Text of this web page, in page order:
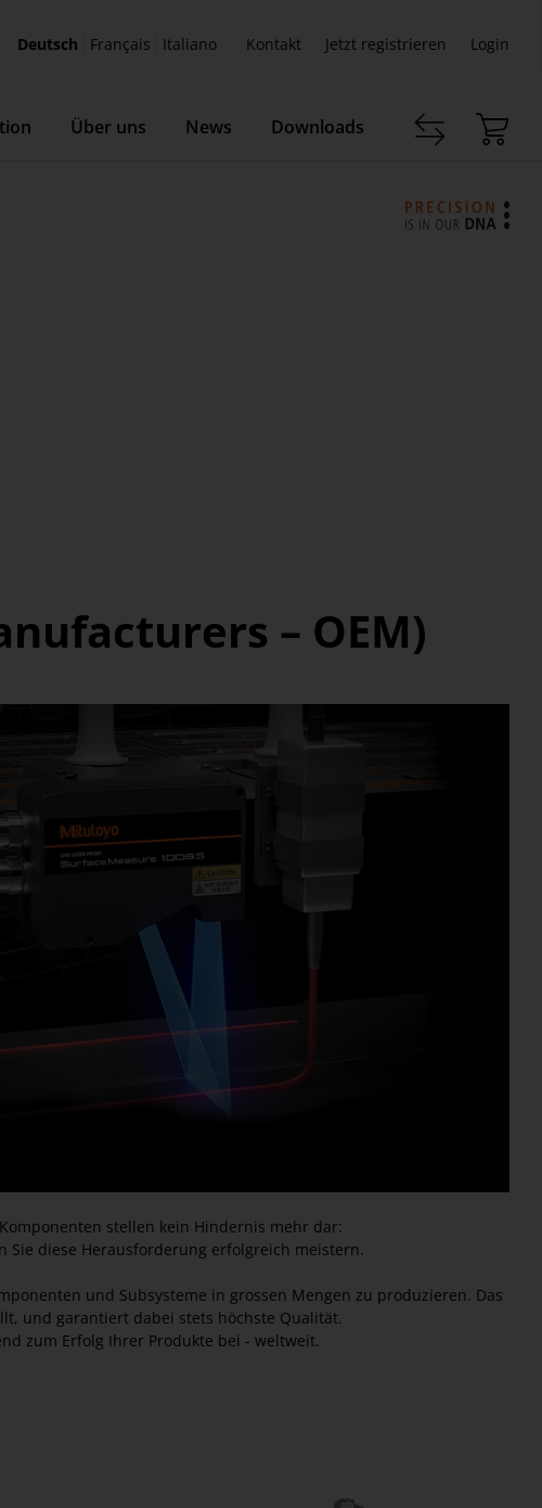
Deutsch Français Italiano Kontakt Jetzt registrieren Login
Über uns News Downloads
– OEM)
stellen kein Hindernis mehr dar:
Sie diese Herausforderung erfolgreich meistern.
und Subsysteme in grossen Mengen zu produzieren. Das
und garantiert dabei stets höchste Qualität.
zum Erfolg Ihrer Produkte bei - weltweit.